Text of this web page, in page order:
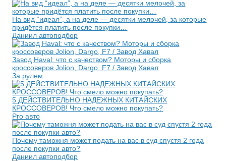
На вид “идеал”, а на деле — десятки мелочей, за которые
придётся платить после покупки…
Даниил автоподбор
Завод Haval: что с качеством? Моторы и сборка
кроссоверов Jolion, Dargo, F7 / Завод Хавал
За рулем
5 ДЕЙСТВИТЕЛЬНО НАДЕЖНЫХ КИТАЙСКИХ
КРОССОВЕРОВ! Что смело можно покупать?
Pro авто
Почему таможня может подать на вас в суд спустя 2 года
после покупки авто?
Даниил автоподбор